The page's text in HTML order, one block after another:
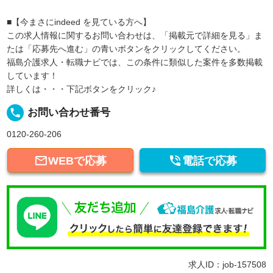
■【今まさにindeed を見ている方へ】
この求人情報に関するお問い合わせは、「掲載元で詳細を見る」ま
たは「応募先へ進む」の青いボタンをクリックしてください。
福島介護求人・転職ナビでは、この条件に類似した案件を多数掲載
しています！
詳しくは・・・下記ボタンをクリック♪
local_phone お問い合わせ番号
0120-260-206
WEBで応募  電話で応募
求人ID：job-157508